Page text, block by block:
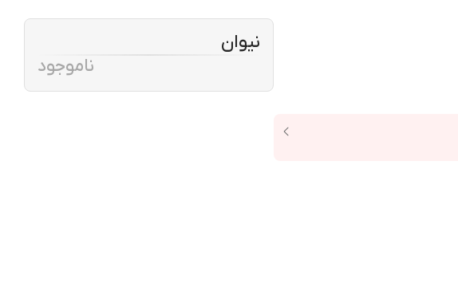
نیوان
ناموجود